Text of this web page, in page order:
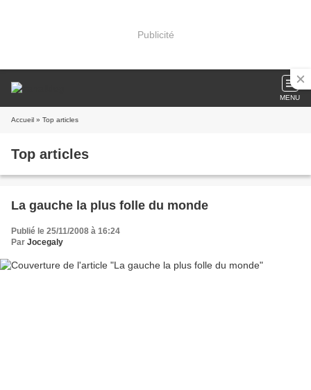
Publicité
MENU
Accueil » Top articles
Top articles
La gauche la plus folle du monde
Publié le 25/11/2008 à 16:24
Par Jocegaly